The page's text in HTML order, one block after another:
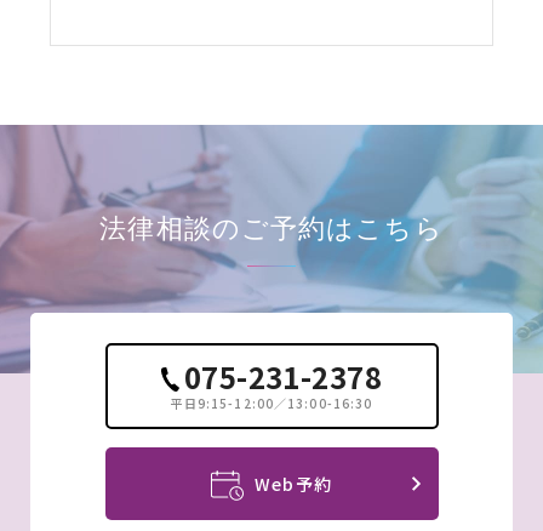
法律相談の ご予約はこちら
075-231-2378
平日9:15-12:00／13:00-16:30
Web予約